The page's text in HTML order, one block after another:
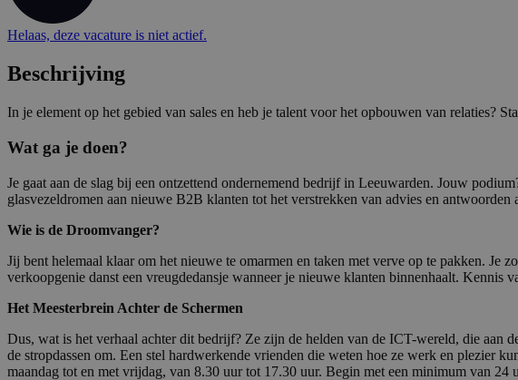
Helaas, deze vacature is niet actief.
Beschrijving
In je element op het gebied van sales en heb je talent voor het opbouwen van relaties?
Wat ga je doen?
Je gaat aan de slag bij een ontzettend ondernemend bedrijf in Leeuwarden. Jouw
glasvezeldromen aan nieuwe B2B klanten tot het verstrekken van advies en antwoorden
Wie is de Droomvanger?
Jij bent helemaal klaar om het nieuwe te omarmen en taken met verve op te pakken.
verkoopgenie danst een vreugdedansje wanneer je nieuwe klanten binnenhaalt. Kennis
Het Meesterbrein Achter de Schermen
Dus, wat is het verhaal achter dit bedrijf? Ze zijn de helden van de ICT-wereld, die aan
de stropdassen om. Een stel hardwerkende vrienden die weten hoe ze werk en plezier
maandag tot en met vrijdag, van 8.30 uur tot 17.30 uur. Begin met een minimum van